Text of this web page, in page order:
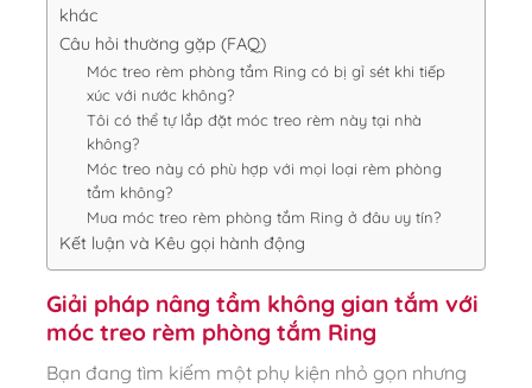
khác
Câu hỏi thường gặp (FAQ)
Móc treo rèm phòng tắm Ring có bị gỉ sét khi tiếp
xúc với nước không?
Tôi có thể tự lắp đặt móc treo rèm này tại nhà
không?
Móc treo này có phù hợp với mọi loại rèm phòng
tắm không?
Mua móc treo rèm phòng tắm Ring ở đâu uy tín?
Kết luận và Kêu gọi hành động
Giải pháp nâng tầm không gian tắm với
móc treo rèm phòng tắm Ring
Bạn đang tìm kiếm một phụ kiện nhỏ gọn nhưng